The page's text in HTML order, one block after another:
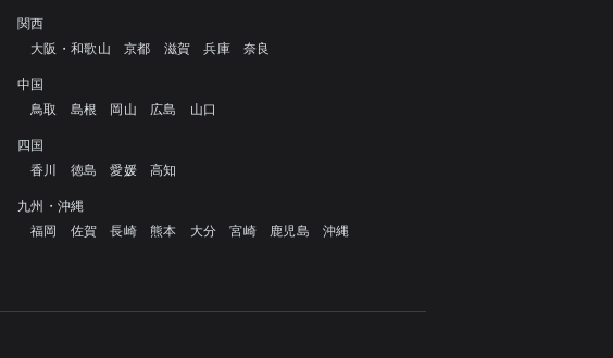
関西
大阪・和歌山
京都 滋賀 兵庫 奈良
中国
鳥取
島根 岡山 広島 山口
四国
香川
徳島 愛媛 高知
九州・沖縄
福岡
佐賀 長崎 熊本 大分 宮崎 鹿児島 沖縄